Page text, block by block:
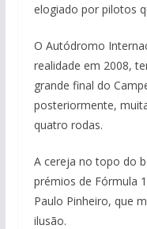
elogiado por pilotos
O Autódromo
realidade em 2008,
grande final do
posteriormente,
quatro rodas.
A cereja no topo do
prémios de Fórmula
Paulo Pinheiro, que
ilusão.